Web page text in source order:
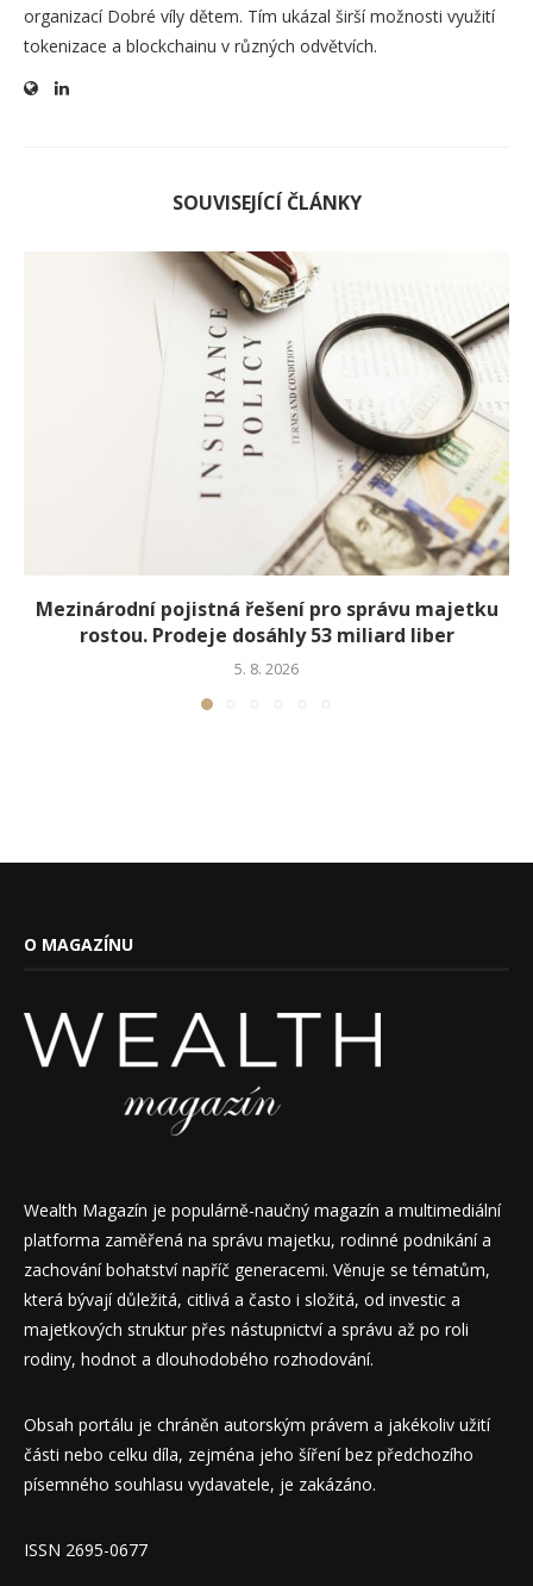
organizací Dobré víly dětem. Tím ukázal širší možnosti využití
tokenizace a blockchainu v různých odvětvích.
SOUVISEJÍCÍ ČLÁNKY
Mezinárodní pojistná řešení pro správu majetku
rostou. Prodeje dosáhly 53 miliard liber
5. 8. 2026
O MAGAZÍNU
Wealth Magazín je populárně-naučný magazín a multimediální
platforma zaměřená na správu majetku, rodinné podnikání a
zachování bohatství napříč generacemi. Věnuje se tématům,
která bývají důležitá, citlivá a často i složitá, od investic a
majetkových struktur přes nástupnictví a správu až po roli
rodiny, hodnot a dlouhodobého rozhodování.
Obsah portálu je chráněn autorským právem a jakékoliv užití
části nebo celku díla, zejména jeho šíření bez předchozího
písemného souhlasu vydavatele, je zakázáno.
ISSN 2695-0677